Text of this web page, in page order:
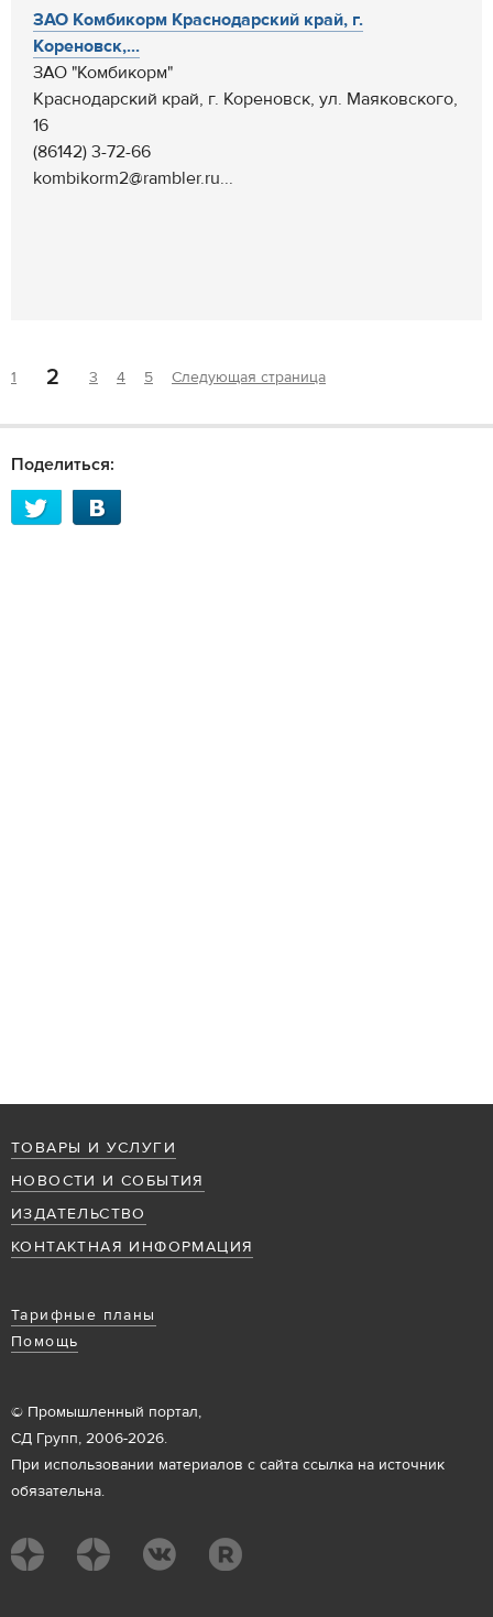
ЗАО Комбикорм Краснодарский край, г.
Кореновск,...
ЗАО "Комбикорм"
Краснодарский край, г. Кореновск, ул. Маяковского,
16
(86142) 3-72-66
kombikorm2@rambler.ru...
1 2 3 4 5 Следующая страница
Поделиться:
ТОВАРЫ И УСЛУГИ
НОВОСТИ И СОБЫТИЯ
ИЗДАТЕЛЬСТВО
КОНТАКТНАЯ ИНФОРМАЦИЯ
Тарифные планы
Помощь
© Промышленный портал,
СД Групп, 2006-2026.
При использовании материалов с сайта ссылка на источник
обязательна.